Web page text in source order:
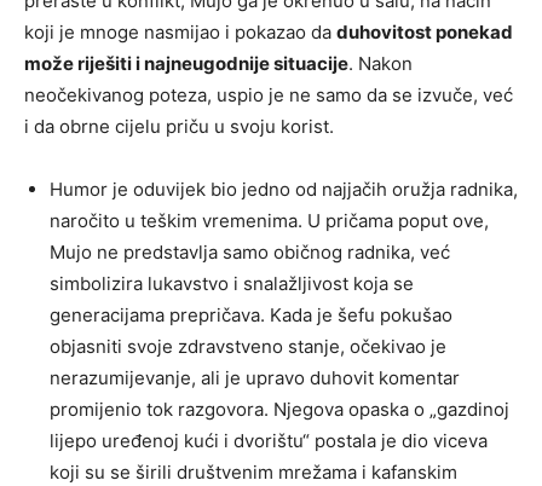
koji je mnoge nasmijao i pokazao da duhovitost ponekad
može riješiti i najneugodnije situacije. Nakon
neočekivanog poteza, uspio je ne samo da se izvuče, već
i da obrne cijelu priču u svoju korist.
Humor je oduvijek bio jedno od najjačih oružja radnika,
naročito u teškim vremenima. U pričama poput ove,
Mujo ne predstavlja samo običnog radnika, već
simbolizira lukavstvo i snalažljivost koja se
generacijama prepričava. Kada je šefu pokušao
objasniti svoje zdravstveno stanje, očekivao je
nerazumijevanje, ali je upravo duhovit komentar
promijenio tok razgovora. Njegova opaska o „gazdinoj
lijepo uređenoj kući i dvorištu“ postala je dio viceva
koji su se širili društvenim mrežama i kafanskim